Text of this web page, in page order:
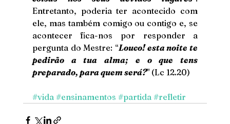
Entretanto, poderia ter acontecido com
ele, mas também comigo ou contigo e, se
acontecer fica-nos por responder a
pergunta do Mestre: “Louco! esta noite te
pedirão a tua alma; e o que tens
preparado, para quem será?" (Lc 12.20)
#vida #ensinamentos #partida #refletir